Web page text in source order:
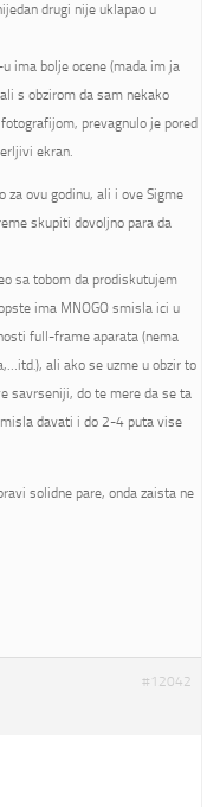
drugi nije uklapao u
ima bolje ocene (mada im ja
s obzirom da sam nekako
prevagnulo je pored
ekran.
za ovu godinu, ali i ove Sigme
skupiti dovoljno para da
sa tobom da prodiskutujem
ima MNOGO smisla ici u
full-frame aparata (nema
ali ako se uzme u obzir to
savrseniji, do te mere da se ta
davati i do 2-4 puta vise
solidne pare, onda zaista ne
#12042